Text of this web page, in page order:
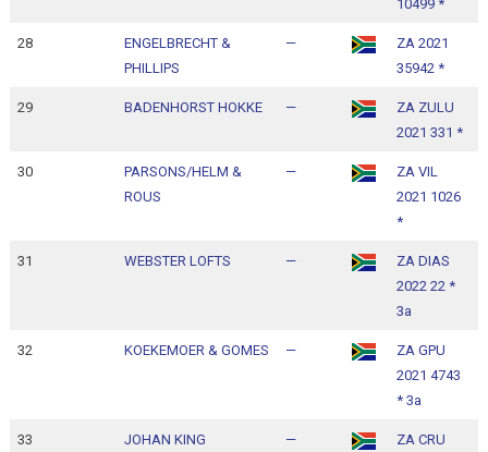
10499 *
28
ENGELBRECHT &
PHILLIPS
—
ZA 2021
35942 *
29 BADENHORST HOKKE —
ZA ZULU
2021 331 *
30
PARSONS/HELM &
ROUS
—
ZA VIL
2021 1026
*
31 WEBSTER LOFTS —
ZA DIAS
2022 22 *
3a
32 KOEKEMOER & GOMES —
ZA GPU
2021 4743
* 3a
33 JOHAN KING —
ZA CRU